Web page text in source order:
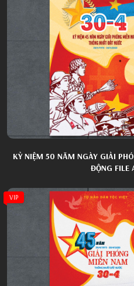
KỶ NIỆM 50 NĂM NGÀY GIẢI
ĐỘNG FILE
VIP